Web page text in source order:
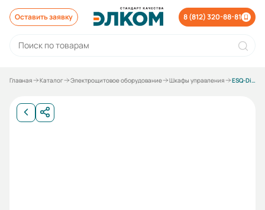
Оставить заявку 8 (812) 320-88-81
Главная Каталог Электрощитовое оборудование Шкафы управления ESQ-Direct-Base-1-7,5-Е-E8_ЭЛ.ЩИТ